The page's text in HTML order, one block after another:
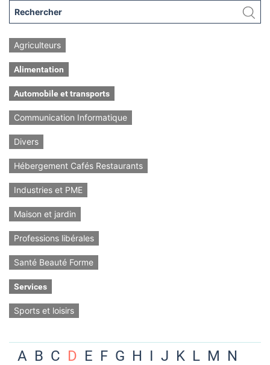
Agriculteurs
Alimentation
Automobile et transports
Communication Informatique
Divers
Hébergement Cafés Restaurants
Industries et PME
Maison et jardin
Professions libérales
Santé Beauté Forme
Services
Sports et loisirs
A B C D E F G H I J K L M N